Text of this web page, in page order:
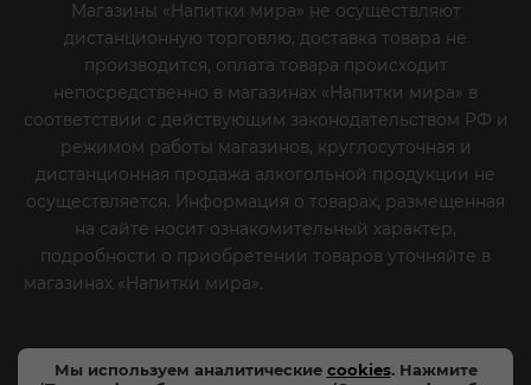
Мы используем аналитические cookies. Нажмите
Магазины «Напитки мира» не осуществляют
дистанционную торговлю, доставка товара не
производится, оплата товара происходит
непосредственно в магазинах «Напитки мира» в
соответствии с действующим законодательством РФ и
режимом работы магазинов, круглосуточная и
дистанционная продажа алкогольной продукции не
осуществляется. Информация о товарах, размещенная
на сайте носит ознакомительный характер,
подробности о приобретении товаров уточняйте в
магазинах «Напитки мира».